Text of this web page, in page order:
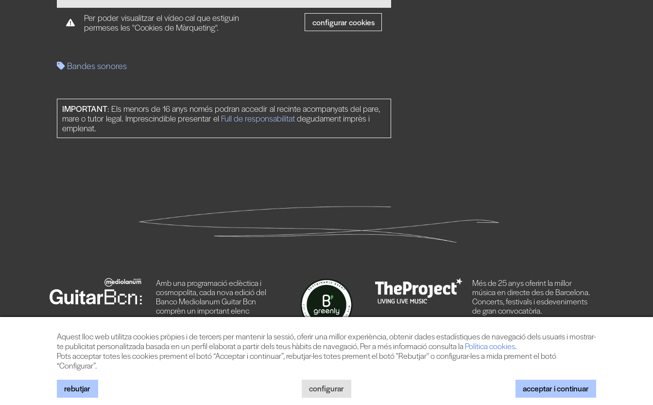
Per poder visualitzar el vídeo cal que estiguin
permeses les "Cookies de Màrqueting".
configurar cookies
Bandes sonores
IMPORTANT: Els menors de 16 anys només podran accedir al recinte acompanyats del pare,
mare o tutor legal. Imprescindible presentar el Full de responsabilitatdegudament imprès i
emplenat.
Amb una programació eclèctica i
cosmopolita, cada nova edició del
Banco Mediolanum Guitar Bcn
comprèn un important elenc
d’artistes de primera línia.
Més de 25 anys oferint la millor
música en directe des de Barcelona.
Concerts, festivals i esdeveniments
de gran convocatòria.
Avís legal|Política privacitat
Aquest lloc web utilitza cookies pròpies i de tercers per mantenir la sessió, oferir una millor experiència, obtenir dades estadístiques de navegació dels usuaris i mostrar-
te publicitat personalitzada basada en un perfil elaborat a partir dels teus hàbits de navegació. Per a més informació consulta la Política cookies.
Pots acceptar totes les cookies prement el botó “Acceptar i continuar”, rebutjar-les totes prement el botó "Rebutjar" o configurar-les a mida prement el botó
“Configurar”.
rebutjar configurar acceptar i continuar